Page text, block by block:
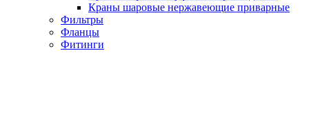
Краны шаровые нержавеющие приварные
Фильтры
Фланцы
Фитинги